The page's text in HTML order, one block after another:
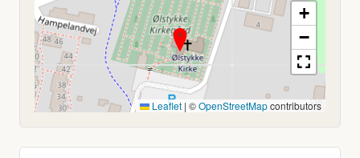
+
−
Leaflet | ©OpenStreetMapcontributors